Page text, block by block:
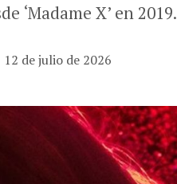
‘Madame X’ en 2019.
12 de julio de 2026